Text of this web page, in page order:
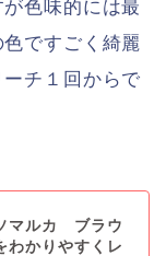
色味的には最
ですごく綺麗
チ１回からで
マルカ ブラウ
わかりやすくレ